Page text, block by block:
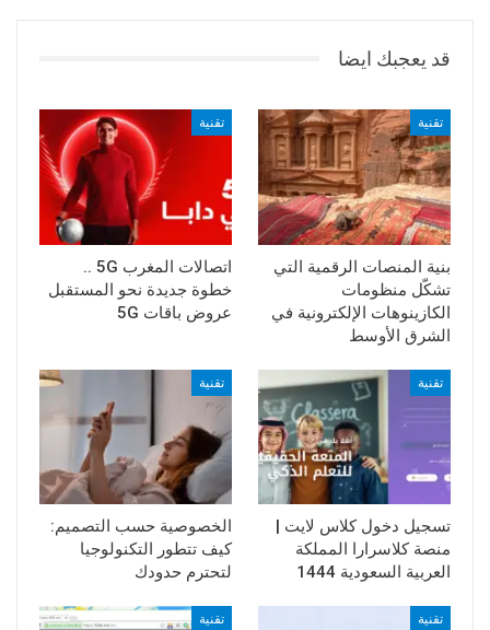
قد يعجبك ايضا
تقنية
بنية المنصات الرقمية التي
تشكّل منظومات
الكازينوهات الإلكترونية في
الشرق الأوسط
تقنية
اتصالات المغرب 5G ..
خطوة جديدة نحو المستقبل
عروض باقات 5G
تقنية
تسجيل دخول كلاس لايت |
منصة كلاسرارا المملكة
العربية السعودية 1444
تقنية
الخصوصية حسب التصميم:
كيف تتطور التكنولوجيا
لتحترم حدودك
تقنية تقنية